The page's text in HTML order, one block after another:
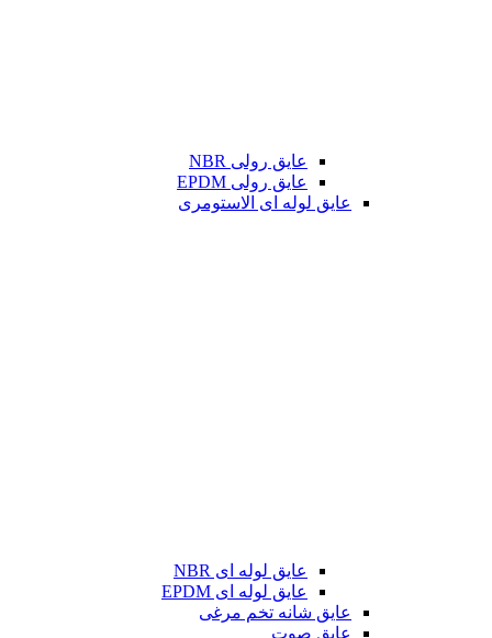
عایق رولی NBR
عایق رولی EPDM
عایق لوله ای الاستومری
عایق لوله ای NBR
عایق لوله ای EPDM
عایق شانه تخم مرغی
عایق صوت